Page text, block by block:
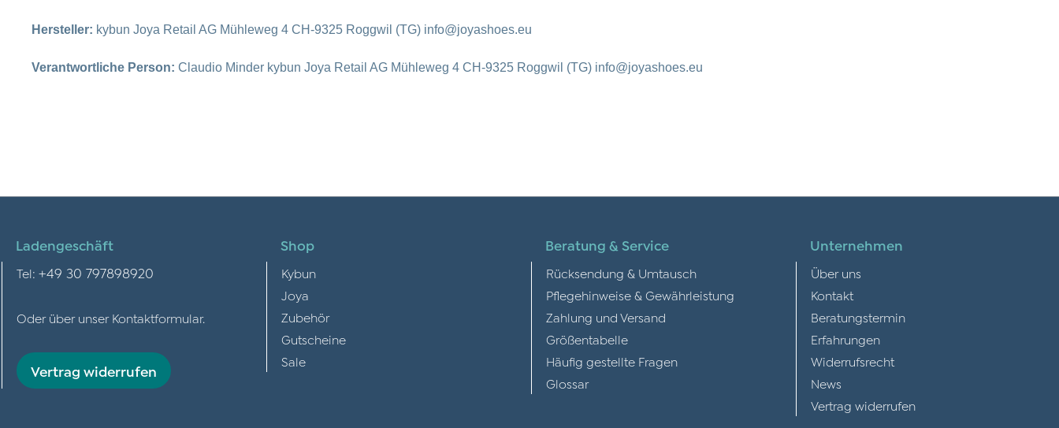
Hersteller: kybun Joya Retail AG Mühleweg 4 CH-9325 Roggwil (TG) info@joyashoes.eu
Verantwortliche Person: Claudio Minder kybun Joya Retail AG Mühleweg 4 CH-9325 Roggwil (TG) info@joyashoes.eu
Ladengeschäft
Tel: +49 30 797898920
Oder über unser Kontaktformular.
Vertrag widerrufen
Shop
Kybun
Joya
Zubehör
Gutscheine
Sale
Beratung & Service
Rücksendung & Umtausch
Pflegehinweise & Gewährleistung
Zahlung und Versand
Größentabelle
Häufig gestellte Fragen
Glossar
Unternehmen
Über uns
Kontakt
Beratungstermin
Erfahrungen
Widerrufsrecht
News
Vertrag widerrufen